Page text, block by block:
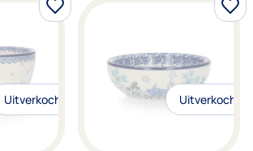
Uitverkocht Uitverkocht